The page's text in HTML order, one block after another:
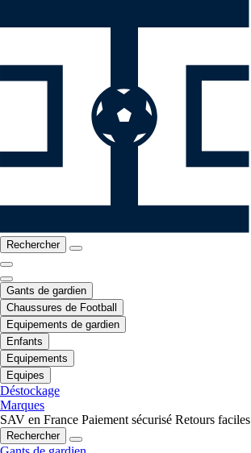
Rechercher
Gants de gardien
Chaussures de Football
Equipements de gardien
Enfants
Equipements
Equipes
Déstockage
Marques
SAV en France Paiement sécurisé Retours faciles
Rechercher